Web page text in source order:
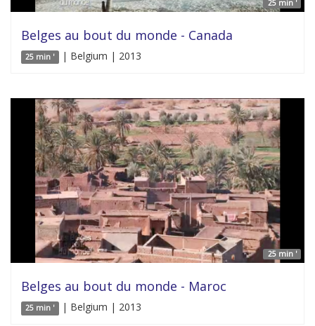
25 min '
Belges au bout du monde - Canada
25 min ' | Belgium | 2013
25 min '
Belges au bout du monde - Maroc
25 min ' | Belgium | 2013